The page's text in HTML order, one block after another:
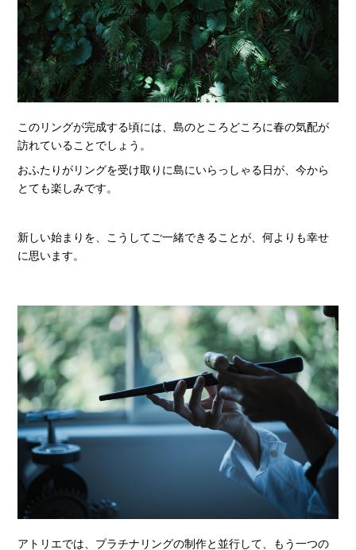
このリングが完成する頃には、島のところどころに春の気配が
訪れていることでしょう。
おふたりがリングを受け取りに島にいらっしゃる日が、今から
とても楽しみです。
新しい始まりを、こうしてご一緒できることが、何よりも幸せ
に思います。
アトリエでは、プラチナリングの制作と並行して、もう一つの